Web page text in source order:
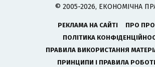
© 2005-2026, ЕКОНОМІЧНА
РЕКЛАМА НА САЙТІ
ПРО
ПОЛІТИКА
ПРАВИЛА ВИКОРИСТАННЯ
ПРИНЦИПИ І ПРАВИЛА